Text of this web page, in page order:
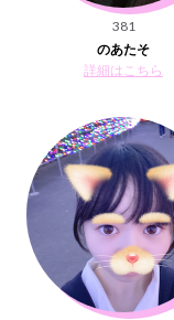
381
のあたそ
詳細はこちら